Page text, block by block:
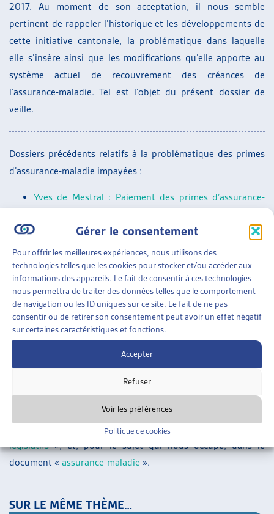
Gérer le consentement
Pour offrir les meilleures expériences, nous utilisons des
technologies telles que les cookies pour stocker et/ou accéder aux
informations des appareils. Le fait de consentir à ces technologies
nous permettra de traiter des données telles que le comportement
de navigation ou les ID uniques sur ce site. Le fait de ne pas
consentir ou de retirer son consentement peut avoir un effet négatif
sur certaines caractéristiques et fonctions.
Accepter
Refuser
Voir les préférences
Politique de cookies
2017. Au moment de son acceptation, il nous semble
pertinent de rappeler l’historique et les développements de
cette initiative cantonale, la problématique dans laquelle
elle s’insère ainsi que les modifications qu’elle apporte au
système actuel de recouvrement des créances de
l’assurance-maladie. Tel est l’objet du présent dossier de
veille.
Dossiers précédents relatifs à la problématique des primes
d’assurance-maladie impayées :
Yves de Mestral : Paiement des primes d’assurance-
poursuites de la Ville de Zurich, Dossier du mois,
février 2022
Paola Stanić : Primes d’assurance-maladie impayées : à
petits pas vers une meilleure solution ? Dossier Veille,
mai 2021.
Florence Meyer, Martine Kurth, Sébastien Mercier :
Jeunes endetté-es à la majorité parce que leurs
parents n’ont pas payé leurs primes d’assurance-
maladie, Dossier Veille, octobre 2017.
Veille parlementaire générale :
Un résumé des objets parlementaires sur les thèmes suivis
par l’Artias se trouve dans la« Synthèse des travaux
législatifs», et, pour le sujet qui nous occupe, dans le
document « assurance-maladie ».
SUR LE MÊME THÈME…